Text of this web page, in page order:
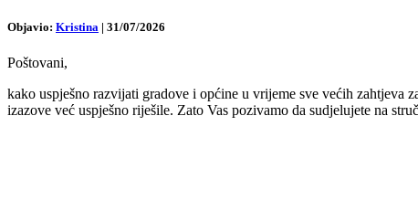
Objavio: Kristina | 31/07/2026
Poštovani,
kako uspješno razvijati gradove i općine u vrijeme sve većih
izazove već uspješno riješile. Zato Vas pozivamo da sudjelujete na